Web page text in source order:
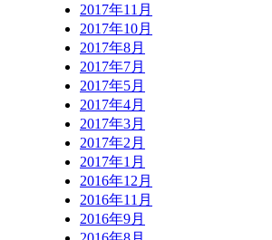
2017年11月
2017年10月
2017年8月
2017年7月
2017年5月
2017年4月
2017年3月
2017年2月
2017年1月
2016年12月
2016年11月
2016年9月